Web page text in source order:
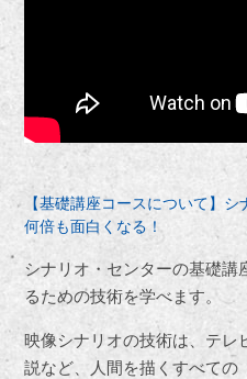
【基礎講座コースについて】
何倍も面白くなる！
シナリオ・センターの基礎講
るための技術を学べます。
映像シナリオの技術は、テレ
説など、人間を描くすべての